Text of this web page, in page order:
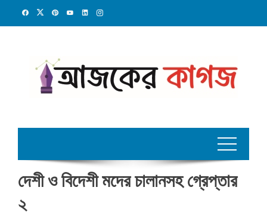
দেশী ও বিদেশী মদের চালানসহ গ্রেপ্তার
২